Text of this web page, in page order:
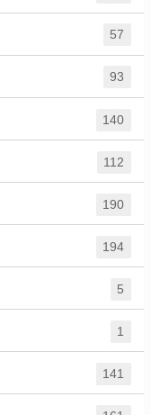
57
93
140
112
190
194
5
1
141